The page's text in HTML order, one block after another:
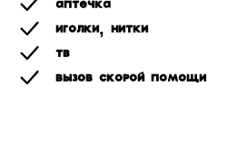
Аптечка
Иголки, нитки
ТВ
Вызов скорой помощи